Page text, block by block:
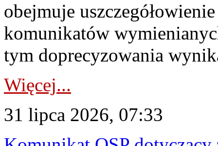
obejmuje
komunikatów
tym doprecyzowania
Więcej...
31 lipca 2026, 07:33